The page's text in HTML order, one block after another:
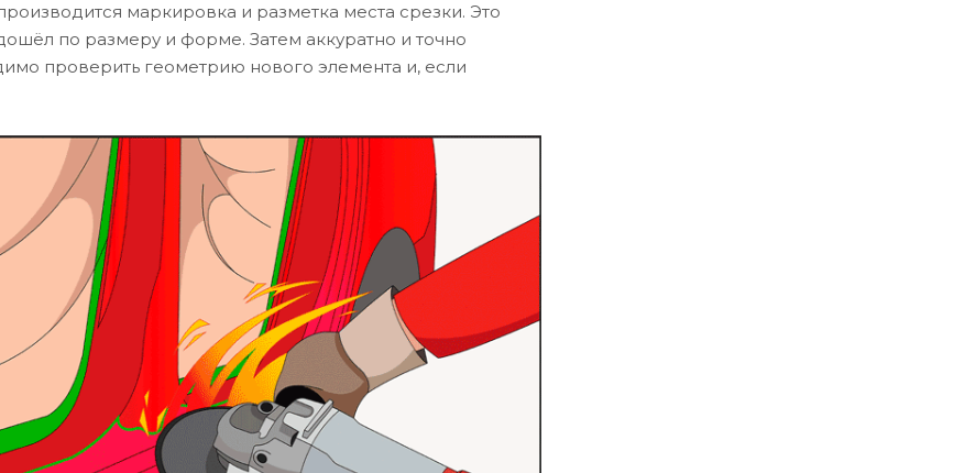
маркировка и разметка места срезки. Это
по размеру и форме. Затем аккуратно и точно
проверить геометрию нового элемента и, если